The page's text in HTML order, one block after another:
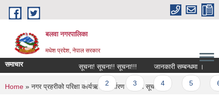
Skip to main content
बलवा नगरपालिका
मधेश प्रदेश, नेपाल सरकार
समाचार सूचना! सूचना!! सूचना!!! जानकारी सम्बन्धमा ।
Pages
1 2 3 4
You are here
Home » नगर प्रहरीको परिक्षा कार्यऋरम निर्घारण सम्बन्धी सूचना ।